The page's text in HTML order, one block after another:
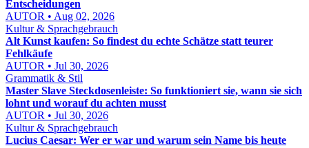
Entscheidungen
AUTOR • Aug 02, 2026
Kultur & Sprachgebrauch
Alt Kunst kaufen: So findest du echte Schätze statt teurer
Fehlkäufe
AUTOR • Jul 30, 2026
Grammatik & Stil
Master Slave Steckdosenleiste: So funktioniert sie, wann sie sich
lohnt und worauf du achten musst
AUTOR • Jul 30, 2026
Kultur & Sprachgebrauch
Lucius Caesar: Wer er war und warum sein Name bis heute